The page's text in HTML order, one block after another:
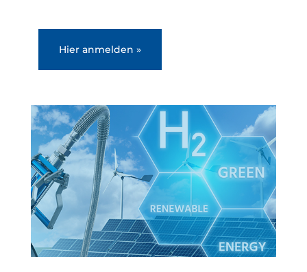
Hier anmelden »